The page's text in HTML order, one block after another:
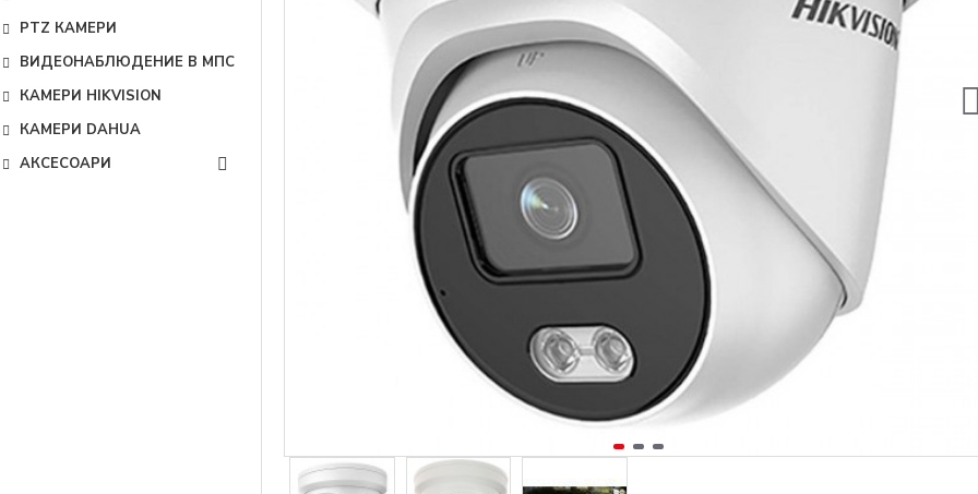
PTZ КАМЕРИ
ВИДЕОНАБЛЮДЕНИЕ В МПС
КАМЕРИ HIKVISION
КАМЕРИ DAHUA
АКСЕСОАРИ